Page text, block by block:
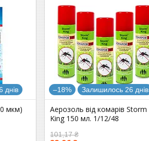
днів
мкм)
–18% Залишилось 26 днів
Аерозоль від комарів Storm
King 150 мл. 1/12/48
101,17 ₴